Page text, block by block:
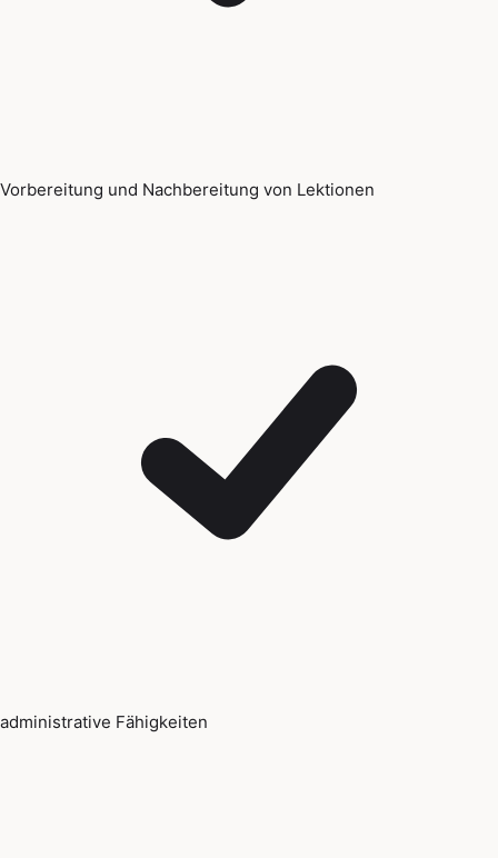
Vorbereitung und Nachbereitung von Lektionen
administrative Fähigkeiten